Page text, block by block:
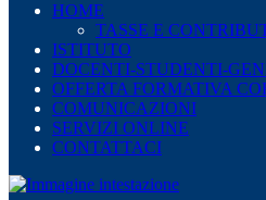
HOME
TASSE E
ISTITUTO
DOCENTI-STUDENTI-
OFFERTA FORMATIVA
COMUNICAZIONI
SERVIZI ONLINE
CONTATTACI